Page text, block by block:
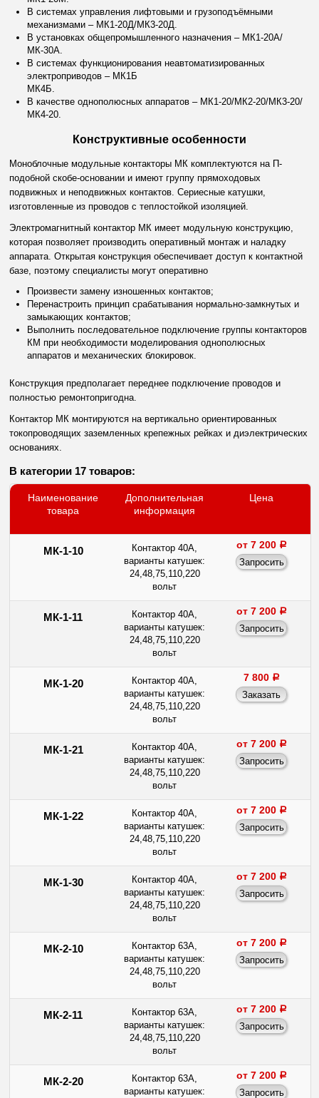
В системах управления лифтовыми и грузоподъёмными
механизмами – МК1-20Д/МК3-20Д.
В установках общепромышленного назначения – МК1-20А/
МК-30А.
В системах функционирования неавтоматизированных
электроприводов – МК1Б
МК4Б.
В качестве однополюсных аппаратов – МК1-20/МК2-20/МК3-20/
МК4-20.
Конструктивные особенности
Моноблочные модульные контакторы МКкомплектуются на П-
подобной скобе-основании и имеют группу прямоходовых
подвижных и неподвижных контактов. Сериесные катушки,
изготовленные из проводов с теплостойкой изоляцией.
Электромагнитный контактор МК имеет модульную конструкцию,
которая позволяет производить оперативный монтаж и наладку
аппарата. Открытая конструкция обеспечивает доступ к контактной
базе, поэтому специалисты могут оперативно
Произвести замену изношенных контактов;
Перенастроить принцип срабатывания нормально-замкнутых и
замыкающих контактов;
Выполнить последовательное подключение группы контакторов
КМ при необходимости моделирования однополюсных
аппаратов и механических блокировок.
Конструкция предполагает переднее подключение проводов и
полностью ремонтопригодна.
Контактор МК монтируются на вертикально ориентированных
токопроводящих заземленных крепежных рейках и диэлектрических
основаниях.
В категории 17 товаров:
Наименование
товара
Дополнительная
информация
Цена
МК-1-10
Контактор 40А,
варианты катушек:
24,48,75,110,220
вольт
от 7 200 a
МК-1-11
Контактор 40А,
варианты катушек:
24,48,75,110,220
вольт
от 7 200 a
МК-1-20
Контактор 40А,
варианты катушек:
24,48,75,110,220
вольт
7 800 a
МК-1-21
Контактор 40А,
варианты катушек:
24,48,75,110,220
вольт
от 7 200 a
МК-1-22
Контактор 40А,
варианты катушек:
24,48,75,110,220
вольт
от 7 200 a
МК-1-30
Контактор 40А,
варианты катушек:
24,48,75,110,220
вольт
от 7 200 a
МК-2-10
Контактор 63А,
варианты катушек:
24,48,75,110,220
вольт
от 7 200 a
МК-2-11
Контактор 63А,
варианты катушек:
24,48,75,110,220
вольт
от 7 200 a
МК-2-20
Контактор 63А,
варианты катушек:
от 7 200 a